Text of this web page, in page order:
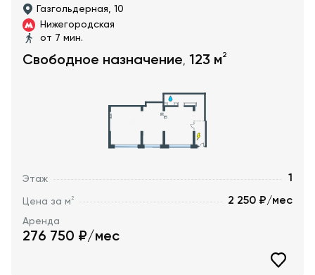
Газгольдерная, 10
Нижегородская
от 7 мин.
Свободное назначение, 123 м2
Этаж 1
Цена за м2 2 250 ₽/мес
Аренда
276 750 ₽/мес